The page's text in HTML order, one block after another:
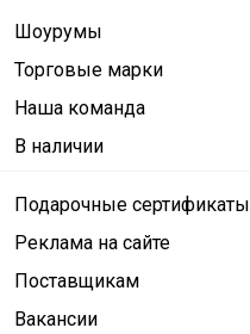
Шоурумы
Торговые марки
Наша команда
В наличии
Подарочные сертификаты
Реклама на сайте
Поставщикам
Вакансии